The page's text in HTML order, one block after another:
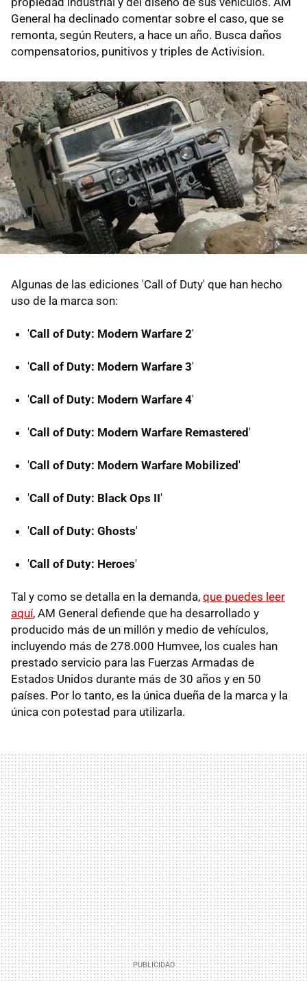
General ha declinado comentar sobre el caso, que se
remonta, según Reuters, a hace un año. Busca daños
compensatorios, punitivos y triples de Activision.
Algunas de las ediciones 'Call of Duty' que han hecho
uso de la marca son:
'Call of Duty: Modern Warfare 2'
'Call of Duty: Modern Warfare 3'
'Call of Duty: Modern Warfare 4'
'Call of Duty: Modern Warfare Remastered'
'Call of Duty: Modern Warfare Mobilized'
'Call of Duty: Black Ops II'
'Call of Duty: Ghosts'
'Call of Duty: Heroes'
Tal y como se detalla en la demanda, que puedes leer
aquí, AM General defiende que ha desarrollado y
producido más de un millón y medio de vehículos,
incluyendo más de 278.000 Humvee, los cuales han
prestado servicio para las Fuerzas Armadas de
Estados Unidos durante más de 30 años y en 50
países. Por lo tanto, es la única dueña de la marca y la
única con potestad para utilizarla.